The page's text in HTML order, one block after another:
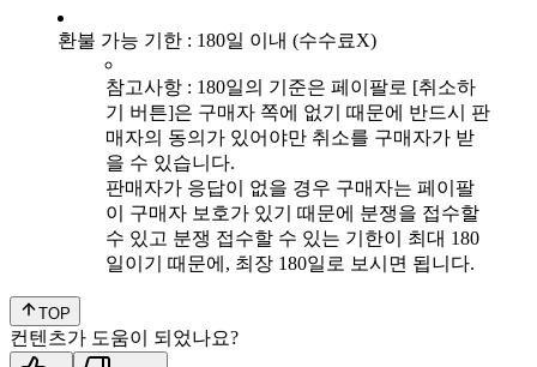
환불 가능 기한 : 180일 이내 (수수료X)
참고사항 : 180일의 기준은 페이팔로 [취소하
기 버튼]은 구매자 쪽에 없기 때문에 반드시 판
매자의 동의가 있어야만 취소를 구매자가 받
을 수 있습니다.
판매자가 응답이 없을 경우 구매자는 페이팔
이 구매자 보호가 있기 때문에 분쟁을 접수할
수 있고 분쟁 접수할 수 있는 기한이 최대 180
일이기 때문에, 최장 180일로 보시면 됩니다.
TOP
컨텐츠가 도움이 되었나요?